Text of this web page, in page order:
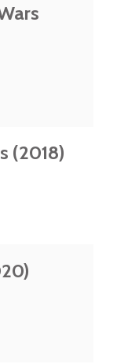
(2018)